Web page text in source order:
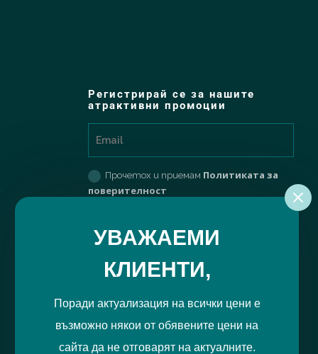
УВАЖАЕМИ
КЛИЕНТИ,
Поради актуализация на всички цени е
възможно някои от обявените цени на
сайта да не отговарят на актуалните.
Регистрирай се за нашите
атрактивни промоции
Прочетох и приемам Политиката за
поверителност